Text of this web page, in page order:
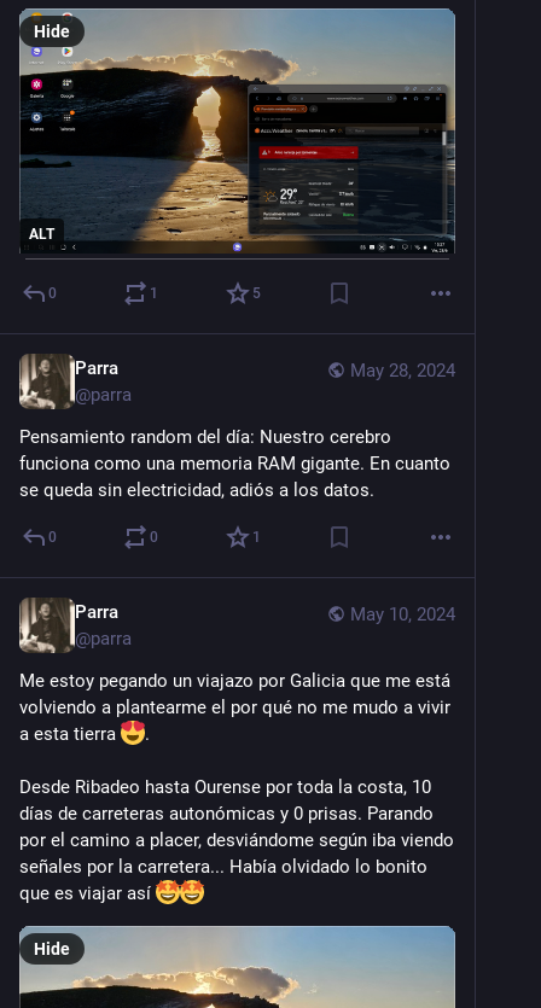
ALT
Hide
0 1 5
May 28, 2024
Parra
@parra
Pensamiento random del día: Nuestro cerebro
funciona como una memoria RAM gigante. En cuanto
se queda sin electricidad, adiós a los datos.
0 0 1
May 10, 2024
Parra
@parra
Me estoy pegando un viajazo por Galicia que me está
volviendo a plantearme el por qué no me mudo a vivir
a esta tierra
.
Desde Ribadeo hasta Ourense por toda la costa, 10
días de carreteras autonómicas y 0 prisas. Parando
por el camino a placer, desviándome según iba viendo
señales por la carretera... Había olvidado lo bonito
que es viajar así
Hide